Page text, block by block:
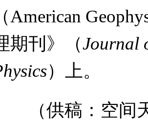
（American
期刊》（Journal
）上。
（供稿：空间天